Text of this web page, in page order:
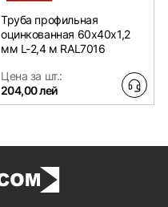
Труба профильная
оцинкованная 60х40x1,2
мм L-2,4 м RAL7016
Цена за шт.:
204,00 лей